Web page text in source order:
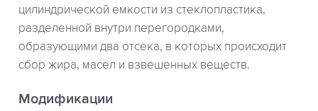
цилиндрической емкости из стеклопластика,
разделенной внутри перегородками,
образующими два отсека, в которых происходит
сбор жира, масел и взвешенных веществ.
Модификации